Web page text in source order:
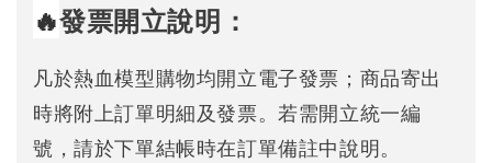
🔥發票開立說明：
凡於熱血模型購物均開立電子發票；商品寄出
時將附上訂單明細及發票。若需開立統一編
號，請於下單結帳時在訂單備註中說明。